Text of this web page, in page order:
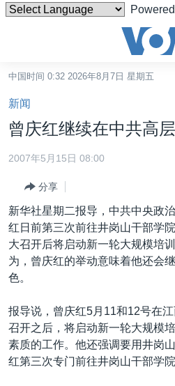
碍
链
接
转
容
跳
转
到
中国
港澳
国际
最新国际新闻
印太
欧洲
非洲
美洲
分类新闻
经济·金融·贸易
科教·文娱·体健
军事
劳工
美中关系
白宫要闻
国会报道
美中关系
VOA视频
VOA今日焦点
中文广播
中国时间 0:32 2026年8月7日 星期五
新闻
曾庆红继续在中共高
2007年5月15日 08:00
分享
新华社星期二报导，中共中央政
红日前第三次前往井岗山干部学
大召开后将启动新一轮大规模培
为，曾庆红的举动意味着他还会
色。
报导说，曾庆红5月11和12号在
召开之后，将启动新一轮大规模
素质的工作。他还强调要用井岗
红第三次专门前往井岗山干部学院